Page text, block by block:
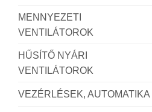
MENNYEZETI
VENTILÁTOROK
HŰSÍTŐ NYÁRI
VENTILÁTOROK
VEZÉRLÉSEK, AUTOMATIKA